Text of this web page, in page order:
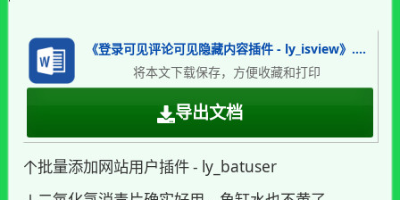
《登录可见评论可见隐藏内容插件 - ly_isview》.docx
将本文下载保存，方便收藏和打印
导出文档
批量添加网站用户插件 - ly_batuser